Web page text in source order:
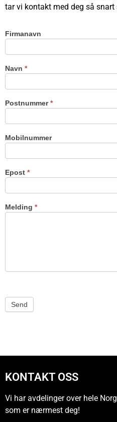
tar vi kontakt med deg så
Kontakt
Firmanavn
Navn *
Postnummer*
Mobilnummer
Epost *
Melding *
Send
KONTAKT OSS
Vi har avdelinger over hele
som er nærmest deg!